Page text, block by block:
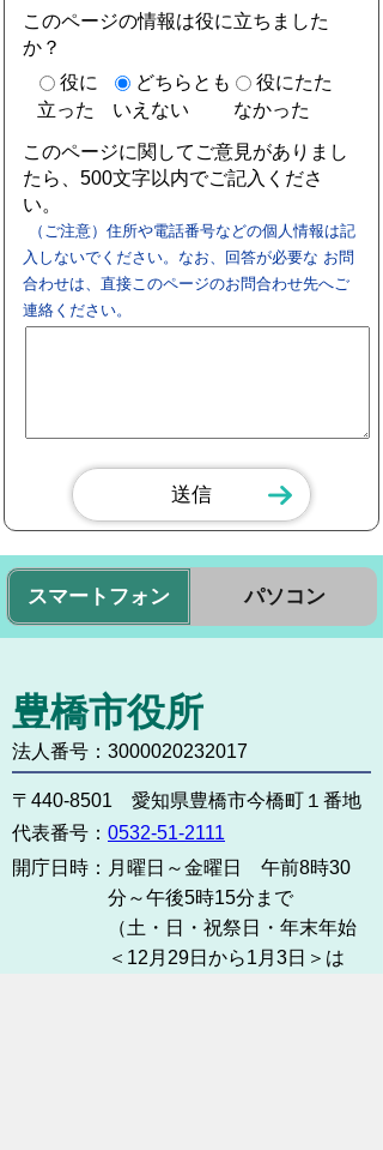
このページの情報は役に立ちました
か？
役に
立った
どちらとも
いえない
役にたた
なかった
このページに関してご意見がありまし
たら、500文字以内でご記入くださ
い。
（ご注意）住所や電話番号などの個人情報は記
入しないでください。なお、回答が必要な お問
合わせは、直接このページのお問合わせ先へご
連絡ください。
スマートフォン パソコン
豊橋市役所
法人番号：3000020232017
〒440-8501 愛知県豊橋市今橋町１番地
代表番号： 0532-51-2111
開庁日時： 月曜日～金曜日 午前8時30
分～午後5時15分まで
（土・日・祝祭日・年末年始
＜12月29日から1月3日＞は